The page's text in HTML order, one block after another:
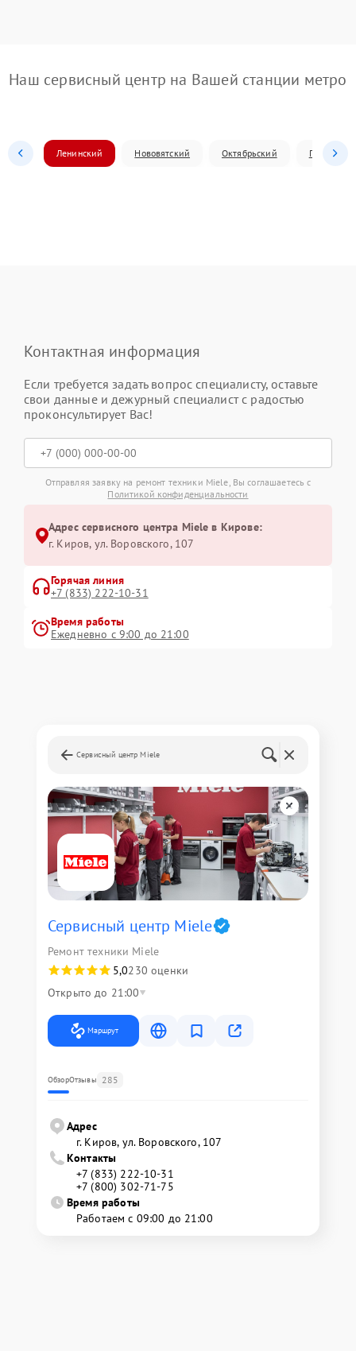
Наш сервисный центр на Вашей станции метро
Ленинский Нововятский Октябрьский
Контактная информация
Если требуется задать вопрос специалисту, оставьте
свои данные и дежурный специалист с радостью
проконсультирует Вас!
Отправляя заявку на ремонт техники Miele, Вы соглашаетесь с
Политикой конфиденциальности
Адрес сервисного центра Miele в Кирове:
г. Киров, ул. Воровского, 107
Горячая линия
+7 (833) 222-10-31
Время работы
Ежедневно с 9:00 до 21:00
Сервисный центр Miele
Сервисный центр Miele
Ремонт техники Miele
5,0230 оценки
Открыто до 21:00
Маршрут
ОбзорОтзывы 285
Адрес
г. Киров, ул. Воровского, 107
Контакты
+7 (833) 222-10-31
+7 (800) 302-71-75
Время работы
Работаем с 09:00 до 21:00